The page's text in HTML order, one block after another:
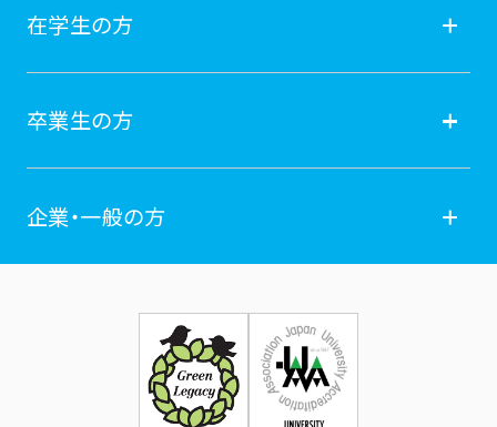
オープンキャンパス
保護者の方
学費納付金・奨学金
証明書発行手続き
在学生の方
在学生の方
学年暦
証明書発行・各種手続き
卒業生の方
卒業生の方
住所等登録内容の変更
企業・一般の方
科目等履修生制度のご案内